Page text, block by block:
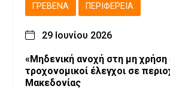
ΓΡΕΒΕΝΆ ΠΕΡΙΦΈΡΕΙΑ
29 Ιουνίου 2026
«Μηδενική ανοχή στη μη χρήση
τροχονομικοί έλεγχοι σε
Μακεδονίας